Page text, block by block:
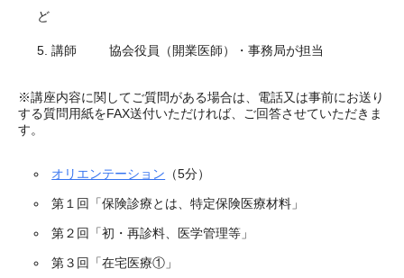
ど
講師 協会役員（開業医師）・事務局が担当
※講座内容に関してご質問がある場合は、電話又は事前にお送り
する質問用紙をFAX送付いただければ、ご回答させていただきま
す。
オリエンテーション （5分）
第１回「保険診療とは、特定保険医療材料」
第２回「初・再診料、医学管理等」
第３回「在宅医療①」